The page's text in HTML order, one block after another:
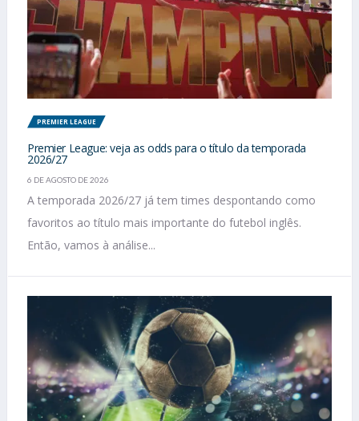
PREMIER LEAGUE
Premier League: veja as odds para o título da temporada
2026/27
6 DE AGOSTO DE 2026
A temporada 2026/27 já tem times despontando como
favoritos ao título mais importante do futebol inglês.
Então, vamos à análise...